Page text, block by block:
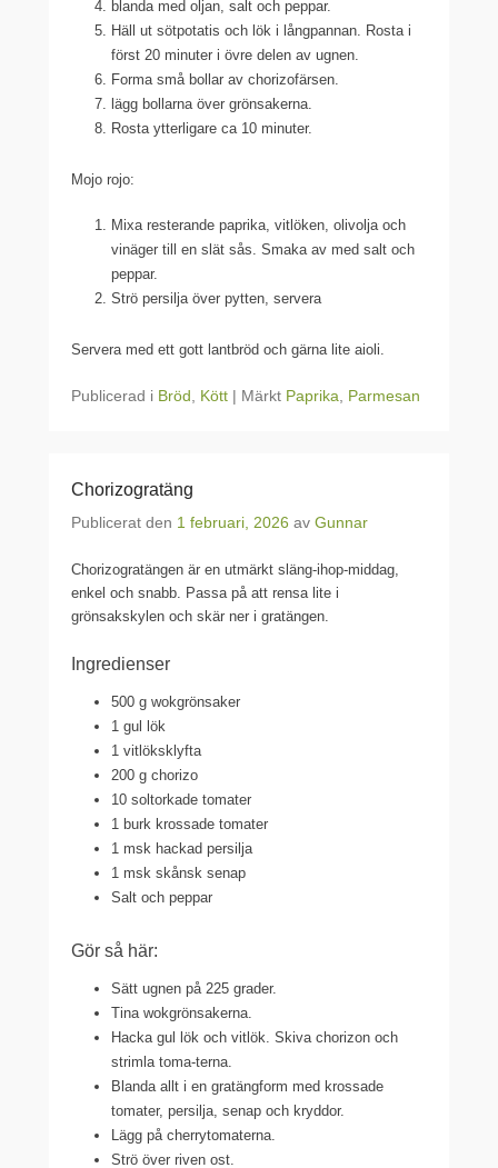
blanda med oljan, salt och peppar.
Häll ut sötpotatis och lök i långpannan. Rosta i
först 20 minuter i övre delen av ugnen.
Forma små bollar av chorizofärsen.
lägg bollarna över grönsakerna.
Rosta ytterligare ca 10 minuter.
Mojo rojo:
Mixa resterande paprika, vitlöken, olivolja och
vinäger till en slät sås. Smaka av med salt och
peppar.
Strö persilja över pytten, servera
Servera med ett gott lantbröd och gärna lite aioli.
Publicerad i Bröd Kött | Märkt Paprika Parmesan
Chorizogratäng
Publicerat den 1 februari, 2026 av Gunnar
Chorizogratängen är en utmärkt släng-ihop-middag,
enkel och snabb. Passa på att rensa lite i
grönsakskylen och skär ner i gratängen.
Ingredienser
500 g wokgrönsaker
1 gul lök
1 vitlöksklyfta
200 g chorizo
10 soltorkade tomater
1 burk krossade tomater
1 msk hackad persilja
1 msk skånsk senap
Salt och peppar
Gör så här:
Sätt ugnen på 225 grader.
Tina wokgrönsakerna.
Hacka gul lök och vitlök. Skiva chorizon och
strimla toma-terna.
Blanda allt i en gratängform med krossade
tomater, persilja, senap och kryddor.
Lägg på cherrytomaterna.
Strö över riven ost.